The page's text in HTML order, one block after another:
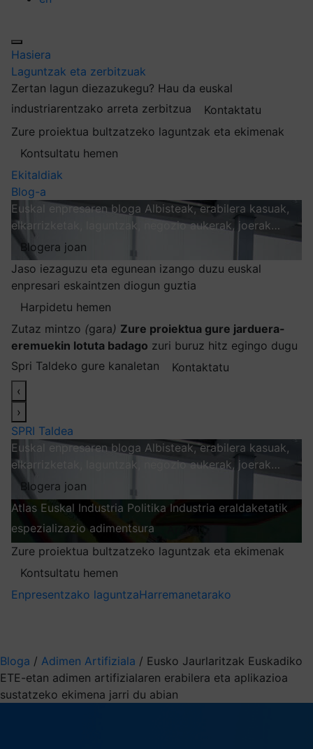
Hasiera
Laguntzak eta zerbitzuak
Zertan lagun diezazukegu? Hau da euskal
industriarentzako arreta zerbitzua
Kontaktatu
Zure proiektua bultzatzeko laguntzak eta ekimenak
Kontsultatu hemen
Ekitaldiak
Blog-a
Euskal enpresaren bloga Albisteak, erabilera kasuak,
elkarrizketak, laguntzak, negozio aukerak, joerak…
Blogera joan
Jaso iezaguzu eta egunean izango duzu euskal
enpresari eskaintzen diogun guztia
Harpidetu hemen
Zutaz mintzo (gara) Zure proiektua gure jarduera-
eremuekin lotuta badago zuri buruz hitz egingo dugu
Spri Taldeko gure kanaletan
Kontaktatu
‹
›
SPRI Taldea
Euskal enpresaren bloga Albisteak, erabilera kasuak,
elkarrizketak, laguntzak, negozio aukerak, joerak…
Blogera joan
Atlas Euskal Industria Politika Industria eraldaketatik
espezializazio adimentsura
Zure proiektua bultzatzeko laguntzak eta ekimenak
Kontsultatu hemen
Enpresentzako laguntzaHarremanetarako
Bloga / Adimen Artifiziala / Eusko Jaurlaritzak Euskadiko
ETE-etan adimen artifizialaren erabilera eta aplikazioa
sustatzeko ekimena jarri du abian